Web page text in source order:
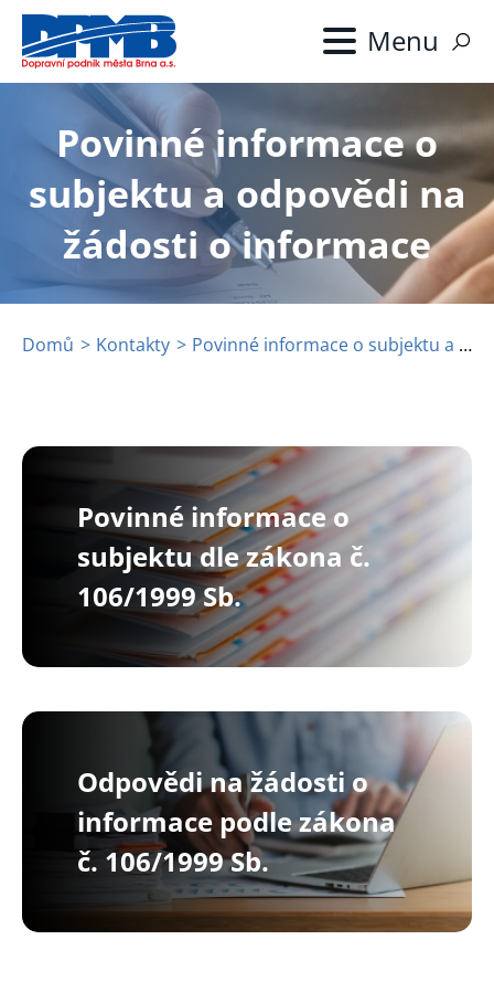
Přejít
hlavnímu
obsahu
Povinné informace o
subjektu a odpovědi na
žádosti o informace
Drobečková
Domů Kontakty Povinné informace o subjektu a odpovědi na žádosti o informace
Povinné informace o
subjektu dle zákona č.
106/1999 Sb.
Odpovědi na žádosti o
informace podle zákona
č. 106/1999 Sb.